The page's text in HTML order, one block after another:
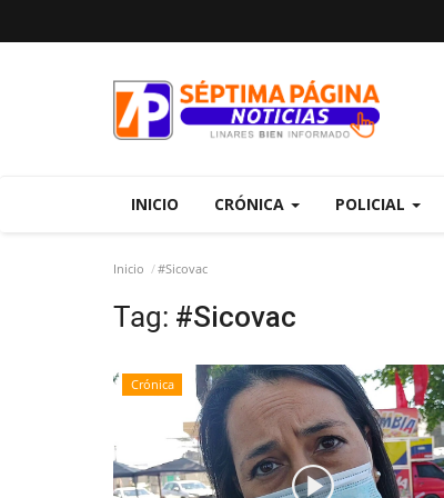
INICIO CRÓNICA POLICIAL
Inicio #Sicovac
Tag: #Sicovac
Crónica